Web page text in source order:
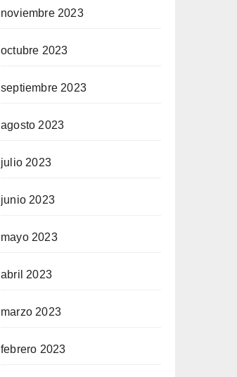
noviembre 2023
octubre 2023
septiembre 2023
agosto 2023
julio 2023
junio 2023
mayo 2023
abril 2023
marzo 2023
febrero 2023